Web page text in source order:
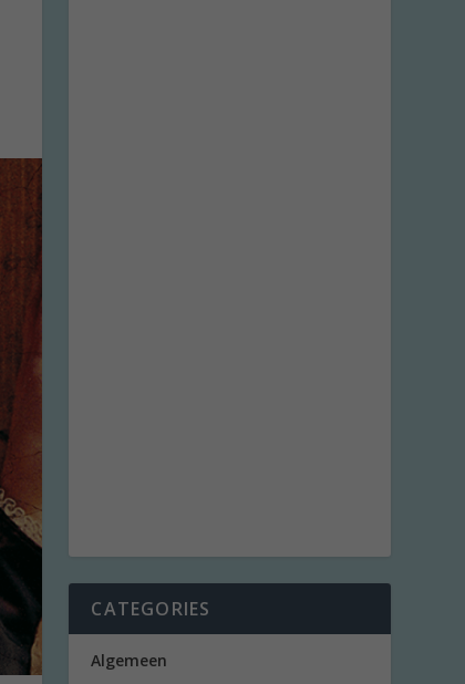
CATEGORIES
Algemeen